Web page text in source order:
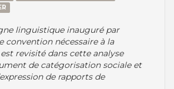
linguistique inauguré par
convention nécessaire à la
revisité dans cette analyse
de catégorisation sociale et
de rapports de